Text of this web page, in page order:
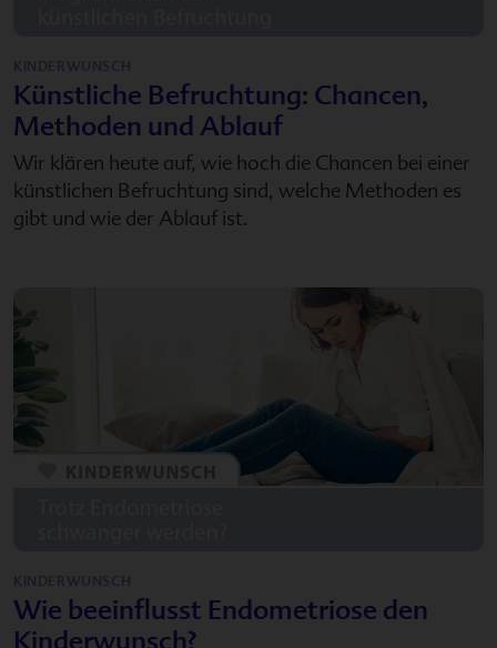
KINDERWUNSCH
Künstliche Befruchtung: Chancen,
Methoden und Ablauf
Wir klären heute auf, wie hoch die Chancen bei einer
künstlichen Befruchtung sind, welche Methoden es
gibt und wie der Ablauf ist.
KINDERWUNSCH
Wie beeinflusst Endometriose den
Kinderwunsch?